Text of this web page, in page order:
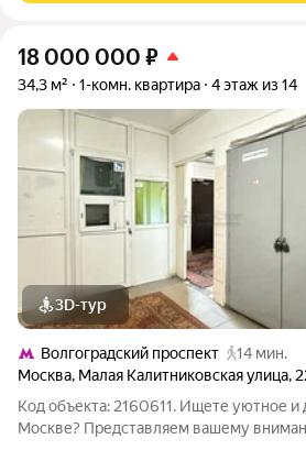
18 000 000 ₽
34,3 м² 1-комн. квартира 4 этаж из 14
3D-тур
Волгоградский проспект
14 мин.
Москва, Малая Калитниковская улица,
Код объекта: 2160611. Ищете уютное и
Москве? Представляем вашему